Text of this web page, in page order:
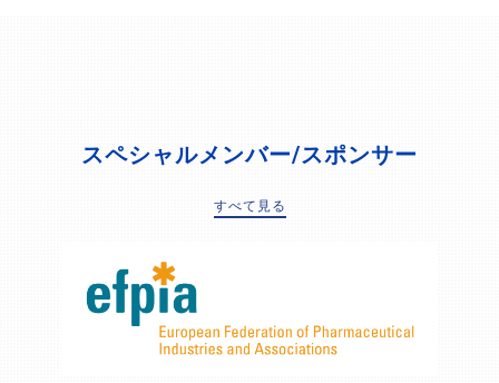
スペシャルメンバー/スポンサー
すべて見る